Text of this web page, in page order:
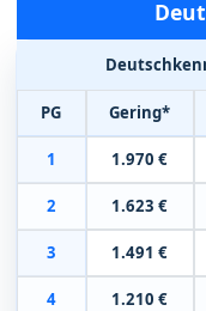
PG Gering*
1 1.970 €
2 1.623 €
3 1.491 €
4 1.210 €